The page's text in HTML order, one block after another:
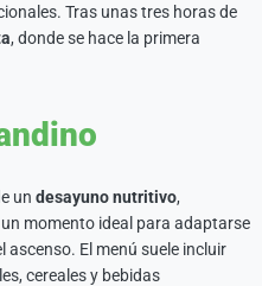
Tras unas tres horas de
, donde se hace la primera
un desayuno nutritivo,
momento ideal para adaptarse
El menú suele incluir
cereales y bebidas